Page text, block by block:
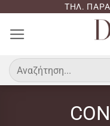
περιεχόμενο
ΤΗΛ.
Αναζήτηση
για: